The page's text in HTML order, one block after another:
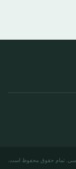
تمام حقوق محفوظ است.